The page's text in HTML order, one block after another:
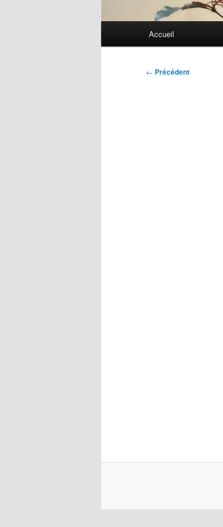
Accueil
Navigation
← Précédent